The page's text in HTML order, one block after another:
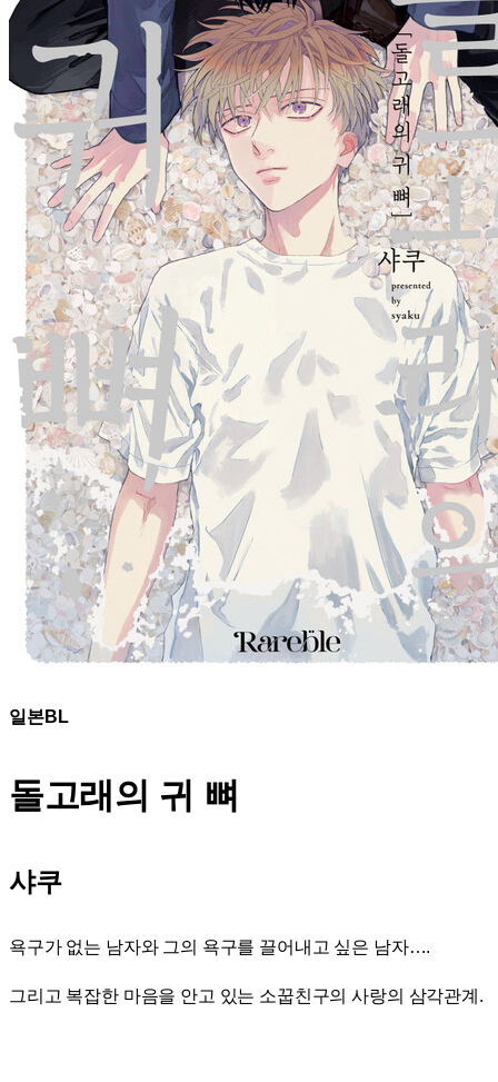
일본BL
돌고래의 귀 뼈
샤쿠
욕구가 없는 남자와 그의 욕구를 끌어내고 싶은 남자….
그리고 복잡한 마음을 안고 있는 소꿉친구의 사랑의 삼각관계.